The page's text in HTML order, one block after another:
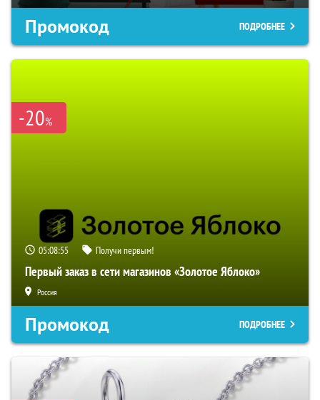
Промокод ПОДРОБНЕЕ
-20%
05:08:55 Получи первым!
Первый заказ в сети магазинов «Золотое Яблоко»
Россия
Промокод ПОДРОБНЕЕ